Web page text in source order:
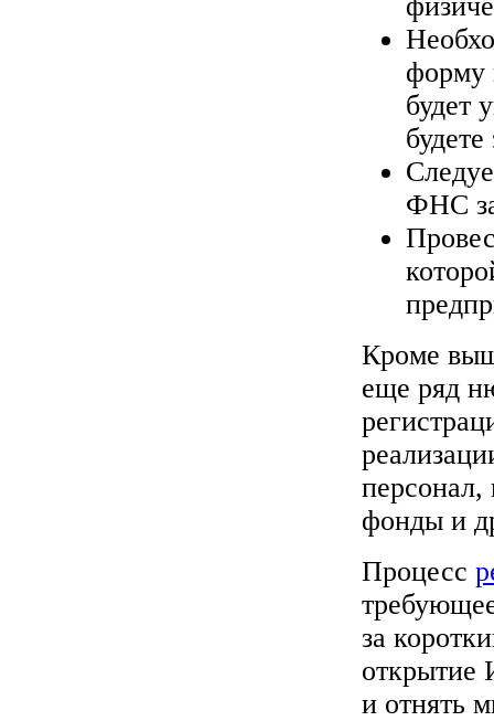
форму
будет
ФНС
Кроме
еще ряд
персонал,
фонды и
Процесс
за
открытие
и отнять